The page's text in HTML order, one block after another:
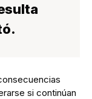
si continúan